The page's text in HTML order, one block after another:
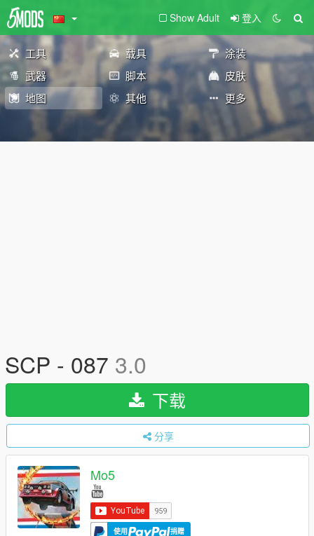
Show Adult 登入
工具 载具
涂装
武器
脚本
皮肤
地图
其他 更多
SCP - 087 3.0
下载
分享
Mo5
使用 捐赠